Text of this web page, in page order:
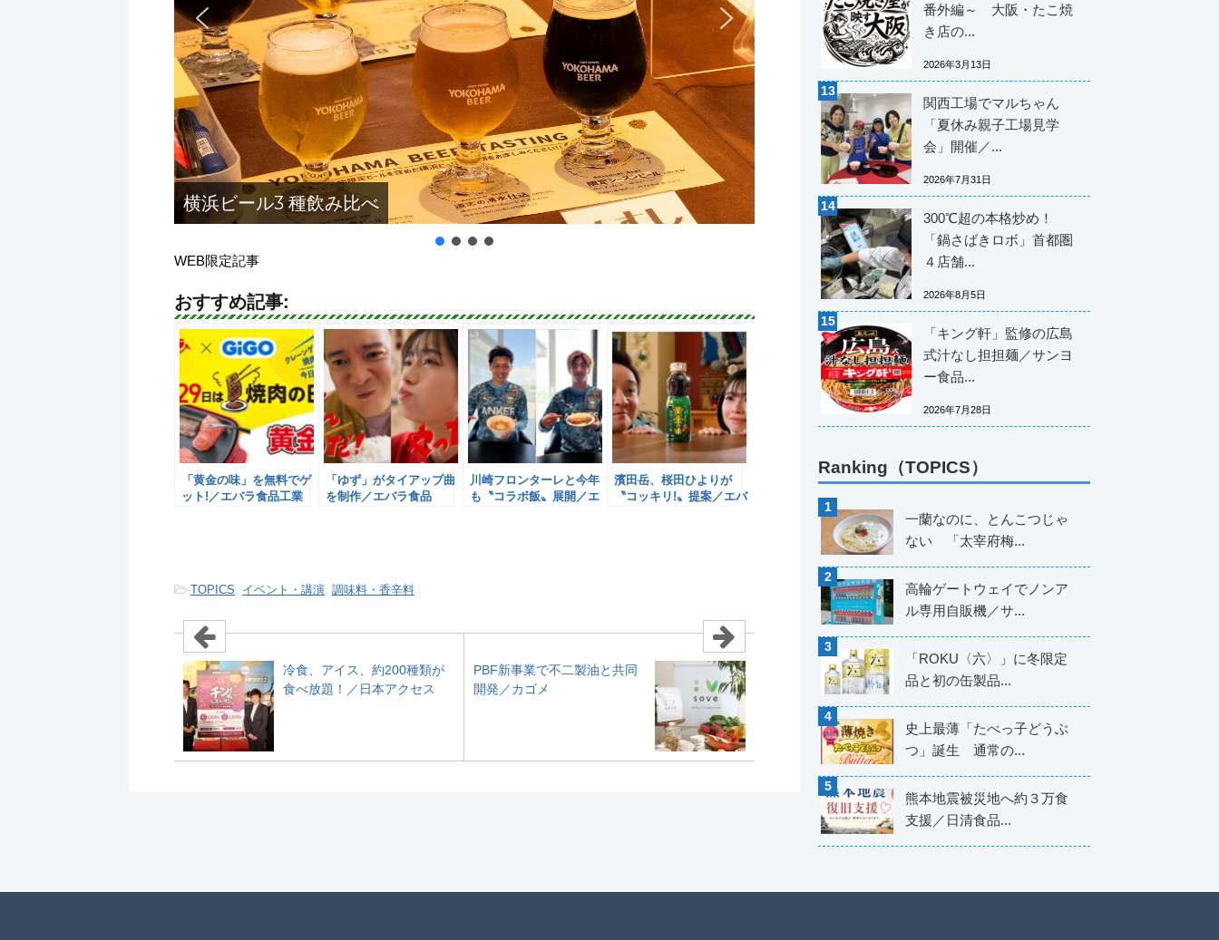
横浜ビール3 種飲み比べ
WEB限定記事
おすすめ記事:
「黄金の味」を無料でゲ
ット!／エバラ食品工業
「ゆず」がタイアップ曲
を制作／エバラ食品
川崎フロンターレと今年
も〝コラボ飯〟展開／エ
濱田岳、桜田ひよりが
〝コッキリ!〟提案／エバ
-TOPICS イベント・講演 調味料・香辛料
冷食、アイス、約200種類が
食べ放題！／日本アクセス
PBF新事業で不二製油と共同
開発／カゴメ
番外編～ 大阪・たこ焼
き店の...
2026年3月13日
関西工場でマルちゃん
「夏休み親子工場見学
会」開催／...
2026年7月31日
300℃超の本格炒め！
「鍋さばきロボ」首都圏
４店舗...
2026年8月5日
「キング軒」監修の広島
式汁なし担担麺／サンヨ
ー食品...
2026年7月28日
Ranking（TOPICS）
一蘭なのに、とんこつじゃ
ない 「太宰府梅...
高輪ゲートウェイでノンア
ル専用自販機／サ...
「ROKU〈六〉」に冬限定
品と初の缶製品...
史上最薄「たべっ子どうぶ
つ」誕生 通常の...
熊本地震被災地へ約３万食
支援／日清食品...